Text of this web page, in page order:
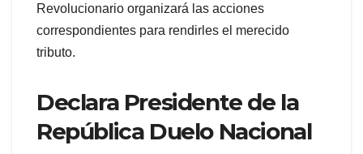
Revolucionario organizará las acciones
correspondientes para rendirles el merecido
tributo.
Declara Presidente de la
República Duelo Nacional